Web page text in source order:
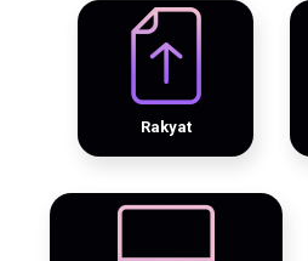
Rakyat